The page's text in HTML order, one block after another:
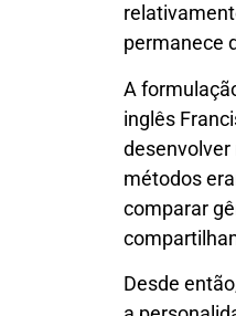
permanece
A
inglês
métodos
comparar
Desde